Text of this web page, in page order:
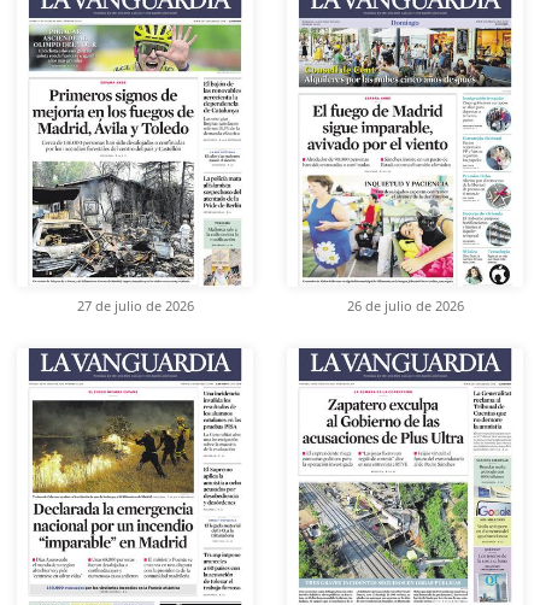
27 de julio de 2026 26 de julio de 2026